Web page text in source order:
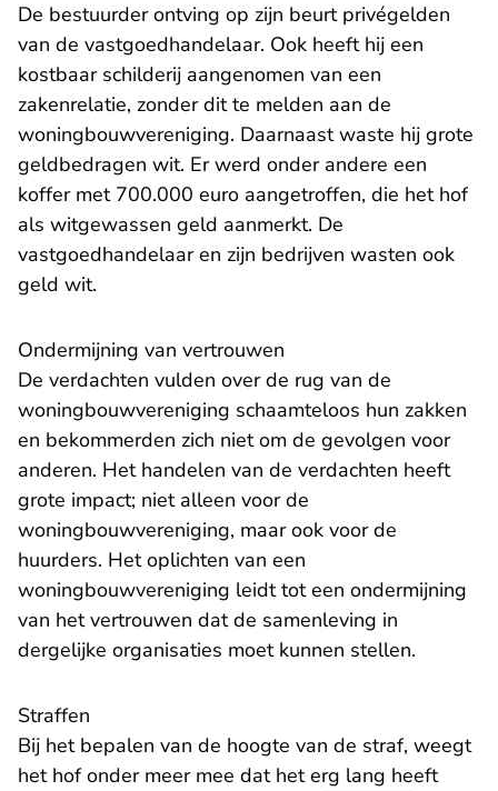
De bestuurder ontving op zijn beurt privégelden
van de vastgoedhandelaar. Ook heeft hij een
kostbaar schilderij aangenomen van een
zakenrelatie, zonder dit te melden aan de
woningbouwvereniging. Daarnaast waste hij grote
geldbedragen wit. Er werd onder andere een
koffer met 700.000 euro aangetroffen, die het hof
als witgewassen geld aanmerkt. De
vastgoedhandelaar en zijn bedrijven wasten ook
geld wit.
Ondermijning van vertrouwen
De verdachten vulden over de rug van de
woningbouwvereniging schaamteloos hun zakken
en bekommerden zich niet om de gevolgen voor
anderen. Het handelen van de verdachten heeft
grote impact; niet alleen voor de
woningbouwvereniging, maar ook voor de
huurders. Het oplichten van een
woningbouwvereniging leidt tot een ondermijning
van het vertrouwen dat de samenleving in
dergelijke organisaties moet kunnen stellen.
Straffen
Bij het bepalen van de hoogte van de straf, weegt
het hof onder meer mee dat het erg lang heeft